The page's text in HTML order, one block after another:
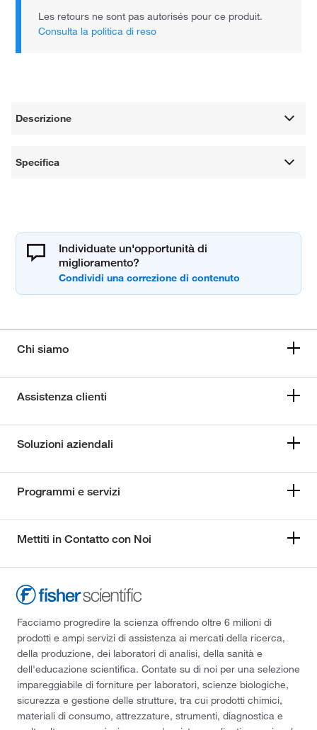
Les retours ne sont pas autorisés pour ce produit.
Consulta la politica di reso
Descrizione
Specifica
Individuate un'opportunità di
miglioramento?
Chi siamo
Assistenza clienti
Soluzioni aziendali
Programmi e servizi
Mettiti in Contatto con Noi
Facciamo progredire la scienza offrendo oltre 6 milioni di
prodotti e ampi servizi di assistenza ai mercati della ricerca,
della produzione, dei laboratori di analisi, della sanità e
dell'educazione scientifica. Contate su di noi per una selezione
impareggiabile di forniture per laboratori, scienze biologiche,
sicurezza e gestione delle strutture, tra cui prodotti chimici,
materiali di consumo, attrezzature, strumenti, diagnostica e